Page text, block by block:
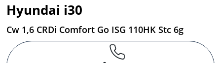
Hyundai i30
Cw 1,6 CRDi Comfort Go ISG 110HK Stc 6g